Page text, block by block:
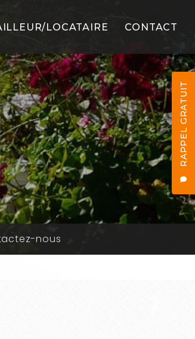
RAPPEL GRATUIT
LOCATAIRE CONTACT
nous